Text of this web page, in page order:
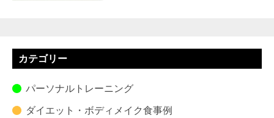
カテゴリー
パーソナルトレーニング
ダイエット・ボディメイク食事例